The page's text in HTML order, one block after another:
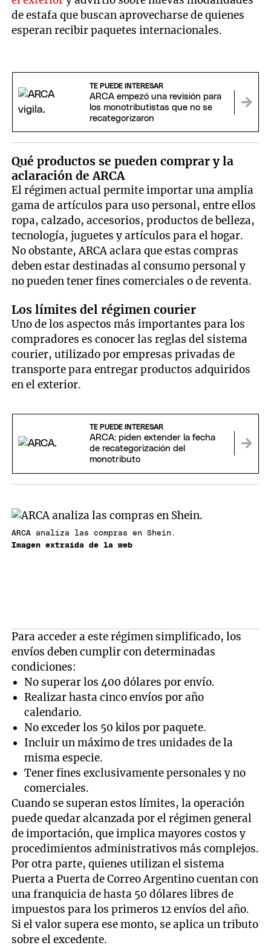
de estafa que buscan aprovecharse de quienes
esperan recibir paquetes internacionales.
TE PUEDE INTERESAR
ARCA empezó una revisión para
los monotributistas que no se
recategorizaron
Qué productos se pueden comprar y la
aclaración de ARCA
El régimen actual permite importar una amplia
gama de artículos para uso personal, entre ellos
ropa, calzado, accesorios, productos de belleza,
tecnología, juguetes y artículos para el hogar.
No obstante, ARCA aclara que estas compras
deben estar destinadas al consumo personal y
no pueden tener fines comerciales o de reventa.
Los límites del régimen courier
Uno de los aspectos más importantes para los
compradores es conocer las reglas del sistema
courier, utilizado por empresas privadas de
transporte para entregar productos adquiridos
en el exterior.
TE PUEDE INTERESAR
ARCA: piden extender la fecha
de recategorización del
monotributo
ARCA analiza las compras en Shein.
Imagen extraída de la web
Para acceder a este régimen simplificado, los
envíos deben cumplir con determinadas
condiciones:
No superar los 400 dólares por envío.
Realizar hasta cinco envíos por año
calendario.
No exceder los 50 kilos por paquete.
Incluir un máximo de tres unidades de la
misma especie.
Tener fines exclusivamente personales y no
comerciales.
Cuando se superan estos límites, la operación
puede quedar alcanzada por el régimen general
de importación, que implica mayores costos y
procedimientos administrativos más complejos.
Por otra parte, quienes utilizan el sistema
Puerta a Puerta de Correo Argentino cuentan con
una franquicia de hasta 50 dólares libres de
impuestos para los primeros 12 envíos del año.
Si el valor supera ese monto, se aplica un tributo
sobre el excedente.